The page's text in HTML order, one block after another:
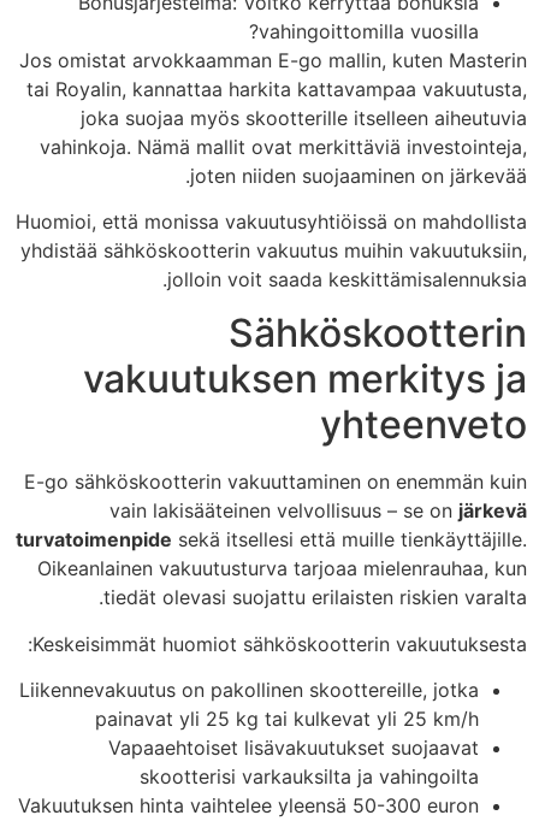
vahingoittomilla vuosilla?
Jos omistat arvokkaamman E-go mallin, kuten Masterin
tai Royalin, kannattaa harkita kattavampaa vakuutusta,
joka suojaa myös skootterille itselleen aiheutuvia
vahinkoja. Nämä mallit ovat merkittäviä investointeja,
joten niiden suojaaminen on järkevää.
Huomioi, että monissa vakuutusyhtiöissä on mahdollista
yhdistää sähköskootterin vakuutus muihin vakuutuksiin,
jolloin voit saada keskittämisalennuksia.
Sähköskootterin
vakuutuksen merkitys ja
yhteenveto
E-go sähköskootterin vakuuttaminen on enemmän kuin
vain lakisääteinen velvollisuus – se on järkevä
turvatoimenpide sekä itsellesi että muille tienkäyttäjille.
Oikeanlainen vakuutusturva tarjoaa mielenrauhaa, kun
tiedät olevasi suojattu erilaisten riskien varalta.
Keskeisimmät huomiot sähköskootterin vakuutuksesta:
Liikennevakuutus on pakollinen skoottereille, jotka
painavat yli 25 kg tai kulkevat yli 25 km/h
Vapaaehtoiset lisävakuutukset suojaavat
skootterisi varkauksilta ja vahingoilta
Vakuutuksen hinta vaihtelee yleensä 50-300 euron